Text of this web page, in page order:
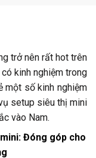
trở nên rất hot trên
kinh nghiệm trong
một số kinh nghiệm
setup siêu thị mini
vào Nam.
Đóng góp cho